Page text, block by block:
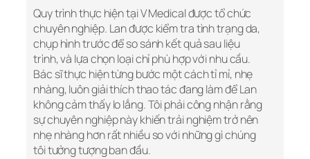
Quy trình thực hiện tại V Medical được tổ chức
chuyên nghiệp. Lan được kiểm tra tình trạng da,
chụp hình trước để so sánh kết quả sau liệu
trình, và lựa chọn loại chỉ phù hợp với nhu cầu.
Bác sĩ thực hiện từng bước một cách tỉ mỉ, nhẹ
nhàng, luôn giải thích thao tác đang làm để Lan
không cảm thấy lo lắng. Tôi phải công nhận rằng
sự chuyên nghiệp này khiến trải nghiệm trở nên
nhẹ nhàng hơn rất nhiều so với những gì chúng
tôi tưởng tượng ban đầu.